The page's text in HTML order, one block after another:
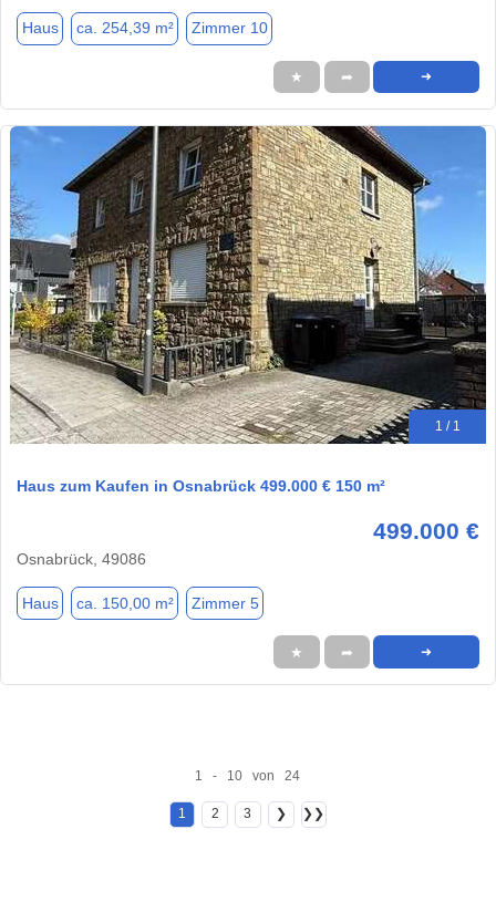
Haus ca. 254,39 m² Zimmer 10
★ ➦ ➜
1 / 1
Haus zum Kaufen in Osnabrück 499.000 € 150 m²
499.000 €
Osnabrück, 49086
Haus ca. 150,00 m² Zimmer 5
★ ➦ ➜
1 - 10 von 24
1 2 3 ❯ ❯❯